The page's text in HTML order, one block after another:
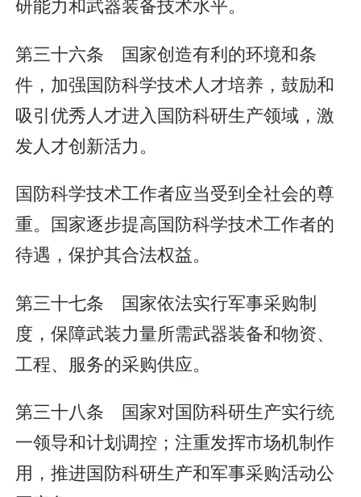
第三十六条 国家创造有利的环境和条
件，加强国防科学技术人才培养，鼓励和
吸引优秀人才进入国防科研生产领域，激
发人才创新活力。
国防科学技术工作者应当受到全社会的尊
重。国家逐步提高国防科学技术工作者的
待遇，保护其合法权益。
第三十七条 国家依法实行军事采购制
度，保障武装力量所需武器装备和物资、
工程、服务的采购供应。
第三十八条 国家对国防科研生产实行统
一领导和计划调控；注重发挥市场机制作
用，推进国防科研生产和军事采购活动公